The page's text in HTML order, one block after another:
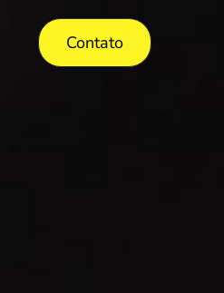
Contato